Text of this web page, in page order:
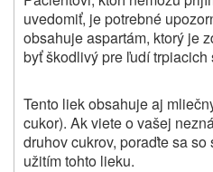
uvedomiť, je potrebné
obsahuje aspartám, ktorý je
byť škodlivý pre ľudí trpiacich
Tento liek obsahuje aj
cukor). Ak viete o vašej
druhov cukrov, poraďte sa
užitím tohto lieku.